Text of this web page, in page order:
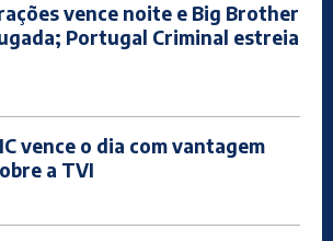
vence noite e Big Brother
Portugal Criminal estreia
vence o dia com vantagem
a TVI